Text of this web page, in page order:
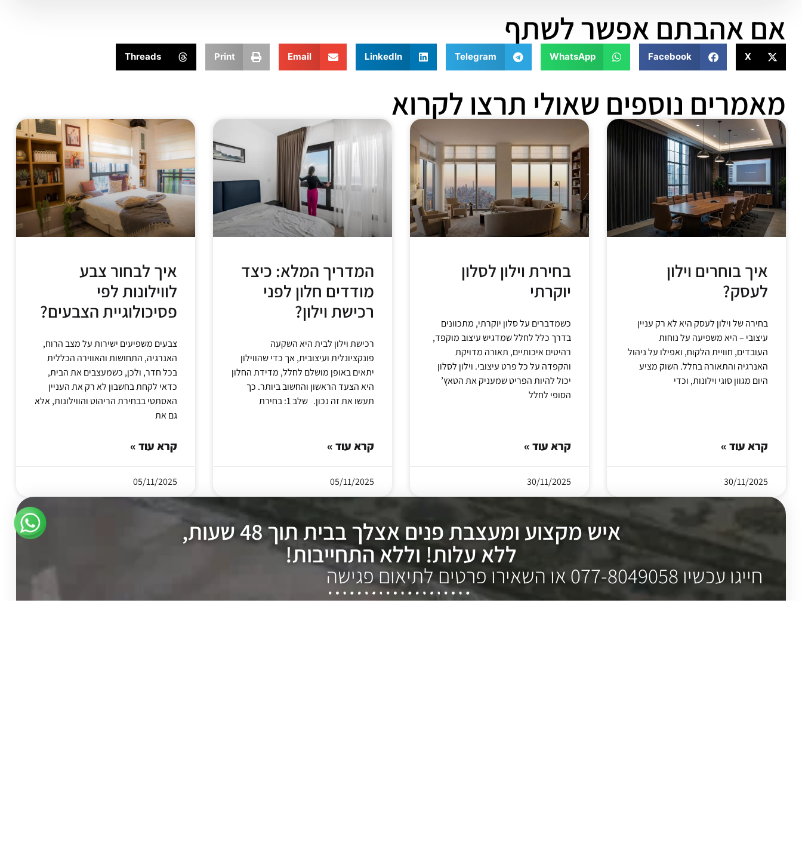
אם אהבתם אפשר לשתף
X
Facebook
WhatsApp
Telegram
LinkedIn
Email
Print
Threads
מאמרים נוספים שאולי תרצו לקרוא
איך בוחרים וילון
לעסק?
בחירה של וילון לעסק היא לא רק עניין
עיצובי – היא משפיעה על נוחות
העובדים, חוויית הלקוח, ואפילו על ניהול
האנרגיה והתאורה בחלל. השוק מציע
היום מגוון סוגי וילונות, וכדי
קרא עוד »
30/11/2025
בחירת וילון לסלון
יוקרתי
כשמדברים על סלון יוקרתי, מתכוונים
בדרך כלל לחלל שמדגיש עיצוב מוקפד,
רהיטים איכותיים, תאורה מדויקת
והקפדה על כל פרט עיצובי. וילון לסלון
יכול להיות הפריט שמעניק את הטאץ’
הסופי לחלל
קרא עוד »
30/11/2025
המדריך המלא: כיצד
מודדים חלון לפני
רכישת וילון?
רכישת וילון לבית היא השקעה
פונקציונלית ועיצובית, אך כדי שהווילון
יתאים באופן מושלם לחלל, מדידת החלון
היא הצעד הראשון והחשוב ביותר. כך
תעשו את זה נכון. שלב 1: בחירת
קרא עוד »
05/11/2025
איך לבחור צבע
לווילונות לפי
פסיכולוגיית הצבעים?
צבעים משפיעים ישירות על מצב הרוח,
האנרגיה, התחושות והאווירה הכללית
בכל חדר, ולכן, כשמעצבים את הבית,
כדאי לקחת בחשבון לא רק את העניין
האסתטי בבחירת הריהוט והווילונות, אלא
גם את
קרא עוד »
05/11/2025
איש מקצוע ומעצבת פנים אצלך בבית תוך 48 שעות,
ללא עלות! וללא התחייבות!
חייגו עכשיו 077-8049058 או השאירו פרטים לתיאום פגישה